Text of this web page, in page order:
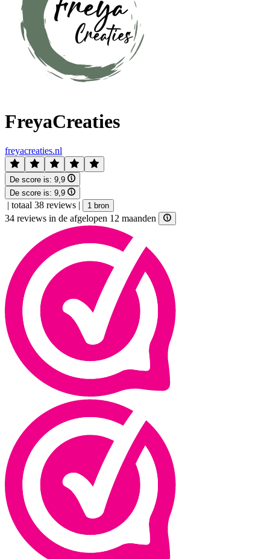
FreyaCreaties
freyacreaties.nl
De score is: 9,9
De score is: 9,9
| totaal 38 reviews | 1 bron
34 reviews in de afgelopen 12 maanden